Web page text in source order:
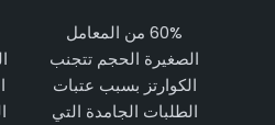
60% من المعامل
الصغيرة الحجم تتجنب
الكوارتز بسبب عتبات
الطلبات الجامدة التي